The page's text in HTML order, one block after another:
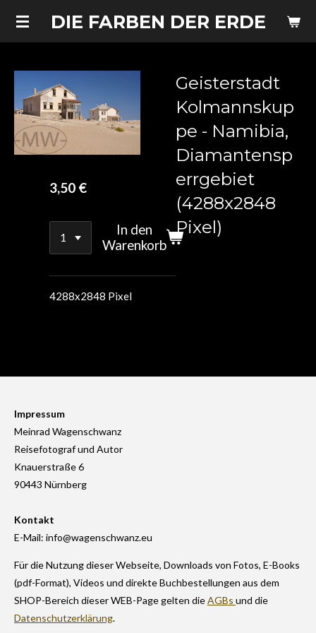
Zum
DIE FARBEN DER ERDE
Geisterstadt
Kolmannskup
pe - Namibia,
Diamantensp
errgebiet
(4288x2848
Pixel)
3,50 €
In den
Warenkorb
4288x2848 Pixel
Impressum
Meinrad Wagenschwanz
Reisefotograf und Autor
Knauerstraße 6
90443 Nürnberg
Kontakt
E-Mail: info@wagenschwanz.eu
Für die Nutzung dieser Webseite, Downloads von Fotos, E-Books
(pdf-Format), Videos und direkte Buchbestellungen aus dem
SHOP-Bereich dieser WEB-Page gelten dieAGBs und die
Datenschutzerklärung.